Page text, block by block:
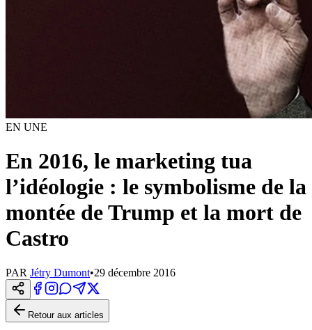
EN UNE
En 2016, le marketing tua
l’idéologie : le symbolisme de la
montée de Trump et la mort de
Castro
PAR Jétry Dumont•29 décembre 2016
Retour aux articles